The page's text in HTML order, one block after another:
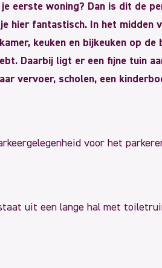
eerste woning? Dan is dit de
hier fantastisch. In het midden
keuken en bijkeuken op
Daarbij ligt er een fijne tuin
vervoer, scholen, een
voor het
uit een lange hal met